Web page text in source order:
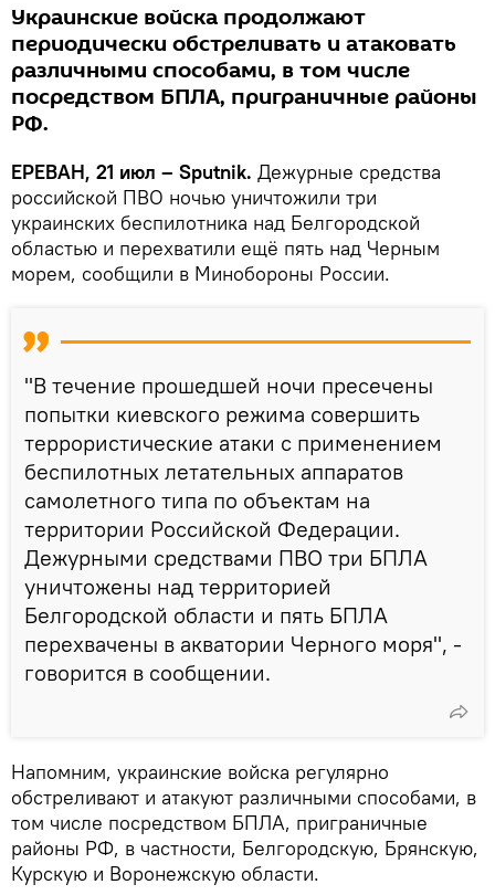
Украинские войска продолжают
периодически обстреливать и атаковать
различными способами, в том числе
посредством БПЛА, приграничные районы
РФ.
ЕРЕВАН, 21 июл – Sputnik. Дежурные средства
российской ПВО ночью уничтожили три
украинских беспилотника над Белгородской
областью и перехватили ещё пять над Черным
морем, сообщили в Минобороны России.
"В течение прошедшей ночи пресечены
попытки киевского режима совершить
террористические атаки с применением
беспилотных летательных аппаратов
самолетного типа по объектам на
территории Российской Федерации.
Дежурными средствами ПВО три БПЛА
уничтожены над территорией
Белгородской области и пять БПЛА
перехвачены в акватории Черного моря", -
говорится в сообщении.
Напомним, украинские войска регулярно
обстреливают и атакуют различными способами, в
том числе посредством БПЛА, приграничные
районы РФ, в частности, Белгородскую, Брянскую,
Курскую и Воронежскую области.